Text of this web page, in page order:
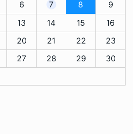
6 7 8
9
13 14 15
16
20 21 22
23
27 28 29
30